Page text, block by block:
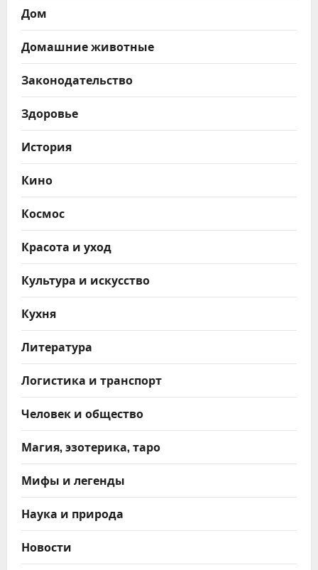
Дом
Домашние животные
Законодательство
Здоровье
История
Кино
Космос
Красота и уход
Культура и искусство
Кухня
Литература
Логистика и транспорт
Человек и общество
Магия, эзотерика, таро
Мифы и легенды
Наука и природа
Новости